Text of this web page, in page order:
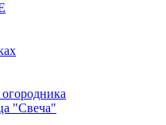
"Свеча"